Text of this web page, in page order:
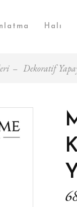
Halı
Dekoratif